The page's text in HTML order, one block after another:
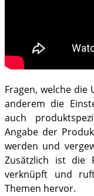
Fragen, welche
anderem die
auch
Angabe der
werden und
Zusätzlich ist die
verknüpft und
Themen hervor.